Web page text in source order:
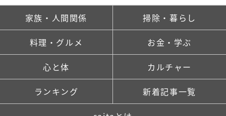
家族・人間関係 掃除・暮らし
料理・グルメ お金・学ぶ
心と体 カルチャー
ランキング 新着記事一覧